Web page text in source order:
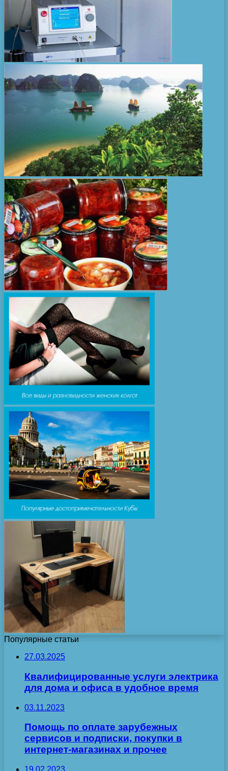
Популярные статьи
27.03.2025
Квалифицированные услуги электрика
для дома и офиса в удобное время
03.11.2023
Помощь по оплате зарубежных
сервисов и подписки, покупки в
интернет-магазинах и прочее
19.02.2023